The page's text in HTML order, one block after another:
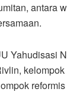
antara
Yahudisasi